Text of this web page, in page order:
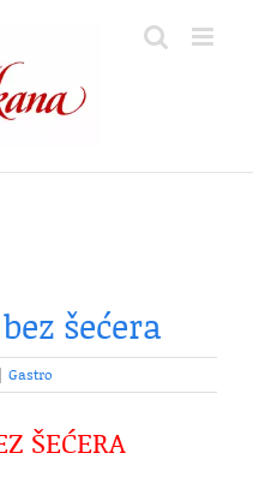
šećera
Gastro
ŠEĆERA